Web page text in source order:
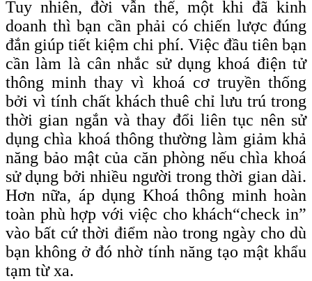
Tuy nhiên, đời vẫn thế, một khi đã kinh
doanh thì bạn cần phải có chiến lược đúng
đắn giúp tiết kiệm chi phí. Việc đầu tiên bạn
cần làm là cân nhắc sử dụng khoá điện tử
thông minh thay vì khoá cơ truyền thống
bởi vì tính chất khách thuê chỉ lưu trú trong
thời gian ngắn và thay đổi liên tục nên sử
dụng chìa khoá thông thường làm giảm khả
năng bảo mật của căn phòng nếu chìa khoá
sử dụng bởi nhiều người trong thời gian dài.
Hơn nữa, áp dụng Khoá thông minh hoàn
toàn phù hợp với việc cho khách“checkin”
vào bất cứ thời điểm nào trong ngày cho dù
bạn không ở đó nhờ tính năng tạo mật khẩu
tạm từ xa.